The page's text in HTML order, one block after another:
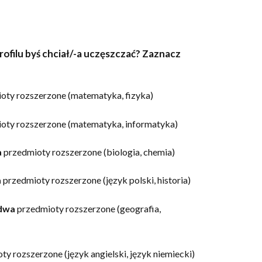
byś chciał/-a uczęszczać? Zaznacz
rozszerzone (matematyka, fizyka)
rozszerzone (matematyka, informatyka)
przedmioty rozszerzone (biologia, chemia)
przedmioty rozszerzone (język polski, historia)
przedmioty rozszerzone (geografia,
rozszerzone (język angielski, język niemiecki)